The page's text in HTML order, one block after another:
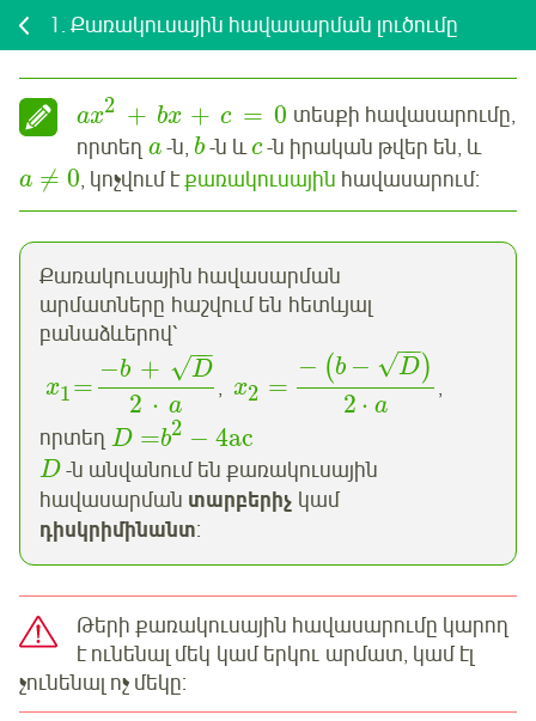
1. Քառակուսային հավասարման լուծումը
ax2 + bx + c = 0 տեսքի հավասարումը,
որտեղ a-ն, b -ն ևc -ն իրական թվեր են, և
a ≠ 0, կոչվում էքառակուսային հավասարում:
Քառակուսային հավասարման
արմատները հաշվում են հետևյալ
բանաձևերով՝
x1=
−b + D
−
−
√
2 ⋅ a
,x2 =
− (b − D
−
−
√ )
2 ⋅ a
,
որտեղ D =b2 − 4ac
D -ն անվանում են քառակուսային
հավասարման տարբերիչ կամ
դիսկրիմինանտ:
Թերի քառակուսային հավասարումը կարող
է ունենալ մեկ կամ երկու արմատ, կամ էլ
չունենալ ոչ մեկը: